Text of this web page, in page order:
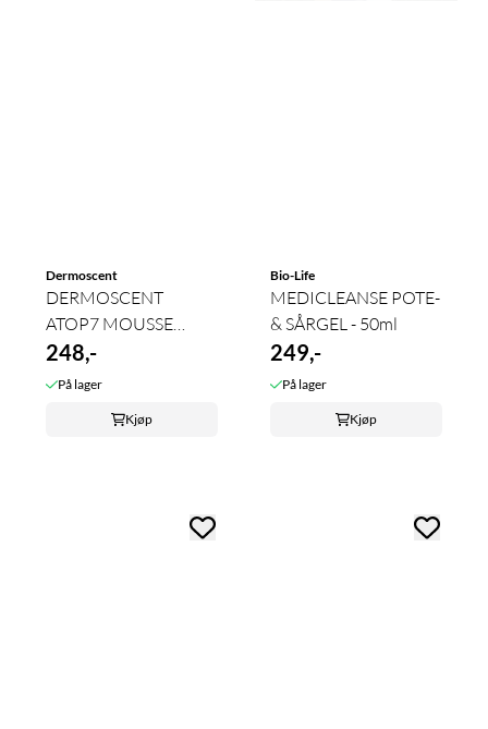
Dermoscent
DERMOSCENT
ATOP7 MOUSSE
150ml
248,-
På lager
Kjøp
Bio-Life
MEDICLEANSE POTE-
& SÅRGEL - 50ml
249,-
På lager
Kjøp